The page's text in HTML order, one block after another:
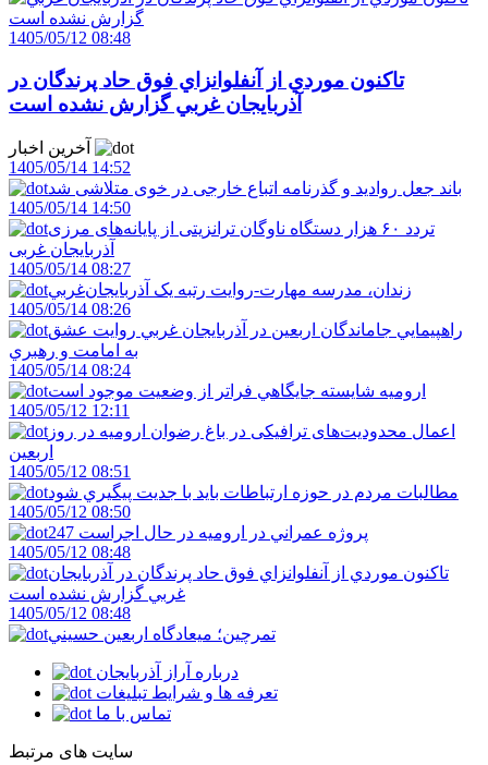
1405/05/12 08:48
تاکنون موردي از آنفلوانزاي فوق حاد پرندگان در
آذربايجان غربي گزارش نشده است
1405/05/14 14:52
باند جعل روادید و گذرنامه اتباع خارجی در خوی متلاشی شد
1405/05/14 14:50
تردد ۶۰ هزار دستگاه ناوگان ترانزیتی از پایانه‌های مرزی
آذربایجان ‌غربی
1405/05/14 08:27
زندان، مدرسه مهارت-روايت رتبه يک آذربايجان‌غربي
1405/05/14 08:26
راهپيمايي جاماندگان اربعين در آذربايجان غربي روايت عشق
به امامت و رهبري
1405/05/14 08:24
اروميه شايسته جايگاهي فراتر از وضعيت موجود است
1405/05/12 12:11
اعمال محدودیت‌های ترافیکی در باغ رضوان ارومیه در روز
اربعین
1405/05/12 08:51
مطالبات مردم در حوزه ارتباطات بايد با جديت پيگيري شود
1405/05/12 08:50
247 پروژه عمراني در اروميه در حال اجراست
1405/05/12 08:48
تاکنون موردي از آنفلوانزاي فوق حاد پرندگان در آذربايجان
غربي گزارش نشده است
1405/05/12 08:48
تمرچين؛ ميعادگاه اربعين حسيني
درباره آراز آذربایجان
تعرفه ها و شرایط تبلیغات
تماس با ما
سایت های مرتبط